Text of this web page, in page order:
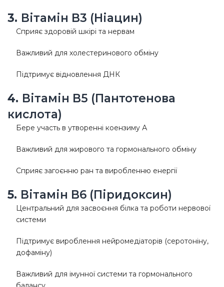
3. Вітамін B3 (Ніацин)
Сприяє здоровій шкірі та нервам
Важливий для холестеринового обміну
Підтримує відновлення ДНК
4. Вітамін B5 (Пантотенова
кислота)
Бере участь в утворенні коензиму А
Важливий для жирового та гормонального обміну
Сприяє загоєнню ран та виробленню енергії
5. Вітамін B6 (Піридоксин)
Центральний для засвоєння білка та роботи нервової
системи
Підтримує вироблення нейромедіаторів (серотоніну,
дофаміну)
Важливий для імунної системи та гормонального